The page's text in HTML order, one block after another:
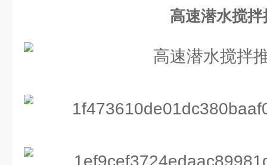
高速潜水搅